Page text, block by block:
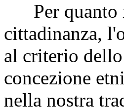
Per quanto
cittadinanza,
al criterio dello
concezione
nella nostra